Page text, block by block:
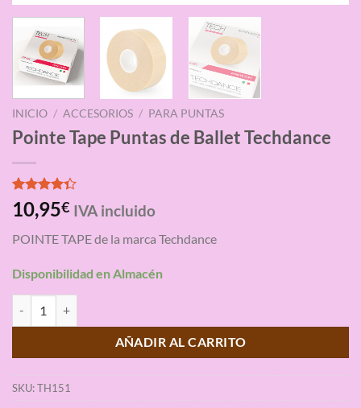
INICIO / ACCESORIOS / PARA PUNTAS
Pointe Tape Puntas de Ballet Techdance
Valorado
con4.33
base a
3
de clientes
10,95€ IVA incluido
POINTE TAPE de la marca Techdance
Disponibilidad en Almacén
AÑADIR AL CARRITO
SKU:TH151